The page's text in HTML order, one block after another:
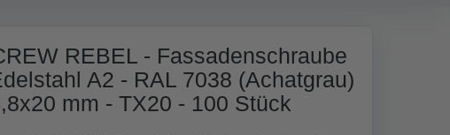
REBEL - Fassadenschraube
A2 - RAL 7038 (Achatgrau)
mm - TX20 - 100 Stück